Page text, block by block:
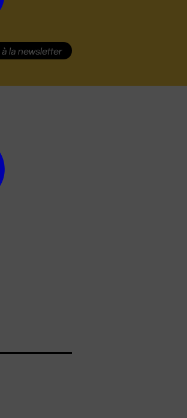
à la newsletter